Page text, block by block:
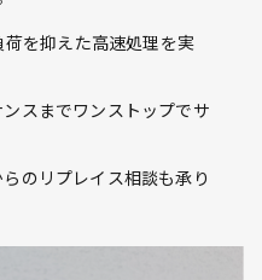
荷を抑えた高速処理を実
スまでワンストップでサ
のリプレイス相談も承り